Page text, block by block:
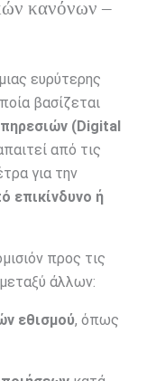
κανόνων –
ευρύτερης
βασίζεται
(Digital
από τις
για την
επικίνδυνο ή
προς τις
άλλων:
εθισμού, όπως